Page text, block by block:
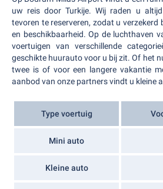
uw reis door Turkije. Wij raden u
tevoren te reserveren, zodat u verzekerd
en beschikbaarheid. Op de luchthaven
voertuigen van verschillende
geschikte huurauto voor u bij zit. Of het
twee is of voor een langere vakantie
aanbod van onze partners vindt u kleine
Type voertuig
Mini auto
Kleine auto